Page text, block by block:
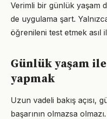
Verimli bir günlük yaşam
de uygulama şart.
öğrenileni test etmek asıl
Günlük yaşam
yapmak
Uzun vadeli bakış açısı,
başarının olmazsa